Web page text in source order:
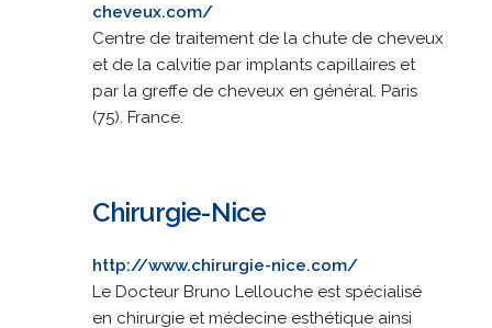
cheveux.com/
Centre de traitement de la chute de cheveux
et de la calvitie par implants capillaires et
par la greffe de cheveux en général. Paris
(75). France.
Chirurgie-Nice
http://www.chirurgie-nice.com/
Le Docteur Bruno Lellouche est spécialisé
en chirurgie et médecine esthétique ainsi